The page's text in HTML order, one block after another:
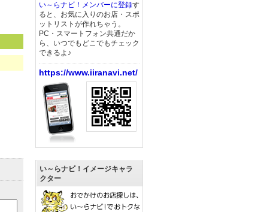
い～らナビ！メンバーに登録す
ると、お気に入りのお店・スポ
ットリストが作れちゃう。
PC・スマートフォン共通だか
ら、いつでもどこでもチェック
できるよ♪
https://www.iiranavi.net/
い～らナビ！イメージキャラ
クター